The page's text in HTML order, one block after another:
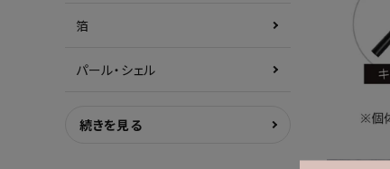
箔
パール・シェル
続きを見る